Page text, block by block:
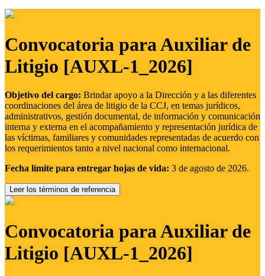
Convocatoria para Auxiliar de
Litigio [AUXL-1_2026]
Objetivo del cargo: Brindar apoyo a la Dirección y a las diferentes
coordinaciones del área de litigio de la CCJ, en temas jurídicos,
administrativos, gestión documental, de información y comunicación
interna y externa en el acompañamiento y representación jurídica de
las víctimas, familiares y comunidades representadas de acuerdo con
los requerimientos tanto a nivel nacional como internacional.
Fecha límite para entregar hojas de vida: 3 de agosto de 2026.
Leer los términos de referencia
Convocatoria para Auxiliar de
Litigio [AUXL-1_2026]